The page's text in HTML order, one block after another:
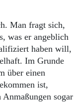
Man fragt sich,
was er angeblich
haben will,
Im Grunde
über einen
ist,
sogar